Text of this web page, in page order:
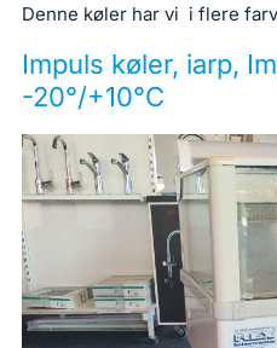
Denne køler har vi i flere
Impuls køler, iarp,
-20°/+10°C